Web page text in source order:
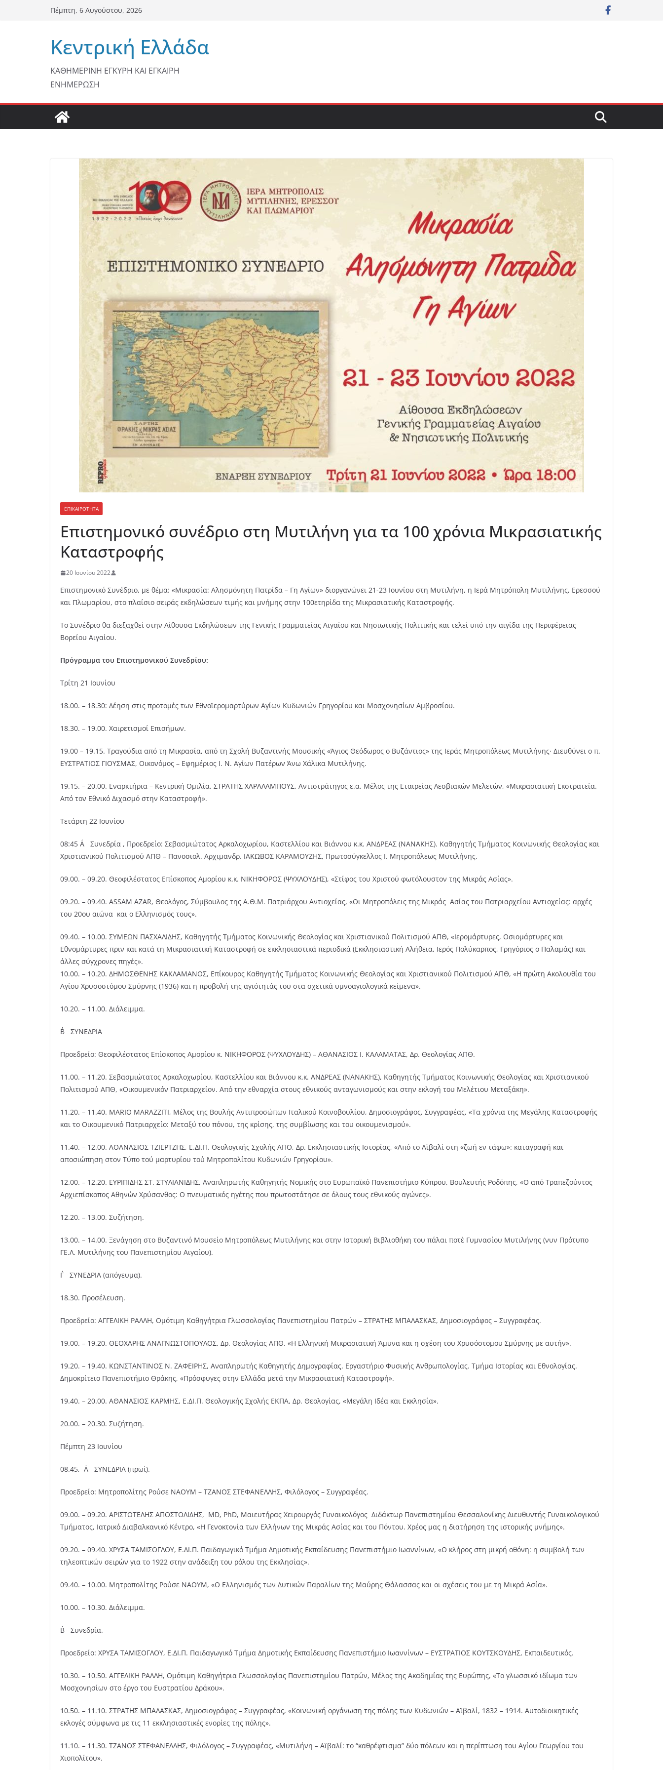
Πέμπτη, 6 Αυγούστου, 2026
Κεντρική Ελλάδα
ΚΑΘΗΜΕΡΙΝΗ ΕΓΚΥΡΗ ΚΑΙ ΕΓΚΑΙΡΗ
ΕΝΗΜΕΡΩΣΗ
ΕΠΙΚΑΙΡΟΤΗΤΑ
Επιστημονικό συνέδριο στη Μυτιλήνη για τα 100 χρόνια Μικρασιατικής
Καταστροφής
20 Ιουνίου 2022
Επιστημονικό Συνέδριο, με θέμα: «Μικρασία: Αλησμόνητη Πατρίδα – Γη Αγίων» διοργανώνει 21-23 Ιουνίου στη Μυτιλήνη, η Ιερά Μητρόπολη Μυτιλήνης, Ερεσσού
και Πλωμαρίου, στο πλαίσιο σειράς εκδηλώσεων τιμής και μνήμης στην 100ετηρίδα της Μικρασιατικής Καταστροφής.
Το Συνέδριο θα διεξαχθεί στην Αίθουσα Εκδηλώσεων της Γενικής Γραμματείας Αιγαίου και Νησιωτικής Πολιτικής και τελεί υπό την αιγίδα της Περιφέρειας
Βορείου Αιγαίου.
Πρόγραμμα του Επιστημονικού Συνεδρίου:
Τρίτη 21 Ιουνίου
18.00. – 18.30: Δέηση στις προτομές των Εθνοϊερομαρτύρων Αγίων Κυδωνιών Γρηγορίου και Μοσχονησίων Αμβροσίου.
18.30. – 19.00. Χαιρετισμοί Επισήμων.
19.00 – 19.15. Τραγούδια από τη Μικρασία, από τη Σχολή Βυζαντινής Μουσικής «Άγιος Θεόδωρος ο Βυζάντιος» της Ιεράς Μητροπόλεως Μυτιλήνης· Διευθύνει ο π.
ΕΥΣΤΡΑΤΙΟΣ ΓΙΟΥΣΜΑΣ, Οικονόμος – Εφημέριος Ι. Ν. Αγίων Πατέρων Άνω Χάλικα Μυτιλήνης.
19.15. – 20.00. Εναρκτήρια – Κεντρική Ομιλία. ΣΤΡΑΤΗΣ ΧΑΡΑΛΑΜΠΟΥΣ, Αντιστράτηγος ε.α. Μέλος της Εταιρείας Λεσβιακών Μελετών, «Μικρασιατική Εκστρατεία.
Από τον Εθνικό Διχασμό στην Καταστροφή».
Τετάρτη 22 Ιουνίου
08:45 Α΄ Συνεδρία , Προεδρείο: Σεβασμιώτατος Αρκαλοχωρίου, Καστελλίου και Βιάννου κ.κ. ΑΝΔΡΕΑΣ (ΝΑΝΑΚΗΣ). Καθηγητής Τμήματος Κοινωνικής Θεολογίας και
Χριστιανικού Πολιτισμού ΑΠΘ – Πανοσιολ. Αρχιμανδρ. ΙΑΚΩΒΟΣ ΚΑΡΑΜΟΥΖΗΣ, Πρωτοσύγκελλος Ι. Μητροπόλεως Μυτιλήνης.
09.00. – 09.20. Θεοφιλέστατος Επίσκοπος Αμορίου κ.κ. ΝΙΚΗΦΟΡΟΣ (ΨΥΧΛΟΥΔΗΣ), «Στίφος του Χριστού φωτόλουστον της Μικράς Ασίας».
09.20. – 09.40. ΑSSAM AZAR, Θεολόγος, Σύμβουλος της Α.Θ.Μ. Πατριάρχου Αντιοχείας, «Οι Μητροπόλεις της Μικράς Ασίας του Πατριαρχείου Αντιοχείας: αρχές
του 20ου αιώνα και ο Ελληνισμός τους».
09.40. – 10.00. ΣΥΜΕΩΝ ΠΑΣΧΑΛΙΔΗΣ, Καθηγητής Τμήματος Κοινωνικής Θεολογίας και Χριστιανικού Πολιτισμού ΑΠΘ, «Ιερομάρτυρες, Οσιομάρτυρες και
Εθνομάρτυρες πριν και κατά τη Μικρασιατική Καταστροφή σε εκκλησιαστικά περιοδικά (Εκκλησιαστική Αλήθεια, Ιερός Πολύκαρπος, Γρηγόριος ο Παλαμάς) και
άλλες σύγχρονες πηγές».
10.00. – 10.20. ΔΗΜΟΣΘΕΝΗΣ ΚΑΚΛΑΜΑΝΟΣ, Επίκουρος Καθηγητής Τμήματος Κοινωνικής Θεολογίας και Χριστιανικού Πολιτισμού ΑΠΘ, «Η πρώτη Ακολουθία του
Αγίου Χρυσοστόμου Σμύρνης (1936) και η προβολή της αγιότητάς του στα σχετικά υμνοαγιολογικά κείμενα».
10.20. – 11.00. Διάλειμμα.
Β΄ ΣΥΝΕΔΡΙΑ
Προεδρείο: Θεοφιλέστατος Επίσκοπος Αμορίου κ. ΝΙΚΗΦΟΡΟΣ (ΨΥΧΛΟΥΔΗΣ) – ΑΘΑΝΑΣΙΟΣ Ι. ΚΑΛΑΜΑΤΑΣ, Δρ. Θεολογίας ΑΠΘ.
11.00. – 11.20. Σεβασμιώτατος Αρκαλοχωρίου, Καστελλίου και Βιάννου κ.κ. ΑΝΔΡΕΑΣ (ΝΑΝΑΚΗΣ), Καθηγητής Τμήματος Κοινωνικής Θεολογίας και Χριστιανικού
Πολιτισμού ΑΠΘ, «Οικουμενικόν Πατριαρχείον. Από την εθναρχία στους εθνικούς ανταγωνισμούς και στην εκλογή του Μελέτιου Μεταξάκη».
11.20. – 11.40. MARIO MARAZZITI, Μέλος της Βουλής Αντιπροσώπων Ιταλικού Κοινοβουλίου, Δημοσιογράφος, Συγγραφέας, «Τα χρόνια της Μεγάλης Καταστροφής
και το Οικουμενικό Πατριαρχείο: Μεταξύ του πόνου, της κρίσης, της συμβίωσης και του οικουμενισμού».
11.40. – 12.00. ΑΘΑΝΑΣΙΟΣ ΤΖΙΕΡΤΖΗΣ, Ε.ΔΙ.Π. Θεολογικής Σχολής ΑΠΘ, Δρ. Εκκλησιαστικής Ιστορίας, «Από το Αϊβαλί στη «ζωή εν τάφω»: καταγραφή και
αποσιώπηση στον Τύπο τού μαρτυρίου τού Μητροπολίτου Κυδωνιών Γρηγορίου».
12.00. – 12.20. ΕΥΡΙΠΙΔΗΣ ΣΤ. ΣΤΥΛΙΑΝΙΔΗΣ, Αναπληρωτής Καθηγητής Νομικής στο Ευρωπαϊκό Πανεπιστήμιο Κύπρου, Βουλευτής Ροδόπης, «Ο από Τραπεζούντος
Αρχιεπίσκοπος Αθηνών Χρύσανθος: Ο πνευματικός ηγέτης που πρωτοστάτησε σε όλους τους εθνικούς αγώνες».
12.20. – 13.00. Συζήτηση.
13.00. – 14.00. Ξενάγηση στο Βυζαντινό Μουσείο Μητροπόλεως Μυτιλήνης και στην Ιστορική Βιβλιοθήκη του πάλαι ποτέ Γυμνασίου Μυτιλήνης (νυν Πρότυπο
ΓΕ.Λ. Μυτιλήνης του Πανεπιστημίου Αιγαίου).
Γ΄ ΣΥΝΕΔΡΙΑ (απόγευμα).
18.30. Προσέλευση.
Προεδρείο: AΓΓΕΛΙΚΗ ΡΑΛΛΗ, Ομότιμη Καθηγήτρια Γλωσσολογίας Πανεπιστημίου Πατρών – ΣΤΡΑΤΗΣ ΜΠΑΛΑΣΚΑΣ, Δημοσιογράφος – Συγγραφέας.
19.00. – 19.20. ΘΕΟΧΑΡΗΣ ΑΝΑΓΝΩΣΤΟΠΟΥΛΟΣ, Δρ. Θεολογίας ΑΠΘ. «Η Ελληνική Μικρασιατική Άμυνα και η σχέση του Χρυσόστομου Σμύρνης με αυτήν».
19.20. – 19.40. ΚΩΝΣΤΑΝΤΙΝΟΣ Ν. ΖΑΦΕΙΡΗΣ, Αναπληρωτής Καθηγητής Δημογραφίας. Εργαστήριο Φυσικής Ανθρωπολογίας. Τμήμα Ιστορίας και Εθνολογίας.
Δημοκρίτειο Πανεπιστήμιο Θράκης, «Πρόσφυγες στην Ελλάδα μετά την Μικρασιατική Καταστροφή».
19.40. – 20.00. ΑΘΑΝΑΣΙΟΣ ΚΑΡΜΗΣ, Ε.ΔΙ.Π. Θεολογικής Σχολής ΕΚΠΑ, Δρ. Θεολογίας, «Μεγάλη Ιδέα και Εκκλησία».
20.00. – 20.30. Συζήτηση.
Πέμπτη 23 Ιουνίου
08.45, Α΄ ΣΥΝΕΔΡΙΑ (πρωί).
Προεδρείο: Μητροπολίτης Ρούσε ΝΑΟΥΜ – ΤΖΑΝΟΣ ΣΤΕΦΑΝΕΛΛΗΣ, Φιλόλογος – Συγγραφέας.
09.00. – 09.20. ΑΡΙΣΤΟΤΕΛΗΣ ΑΠΟΣΤΟΛΙΔΗΣ, MD, PhD, Μαιευτήρας Χειρουργός Γυναικολόγος Διδάκτωρ Πανεπιστημίου Θεσσαλονίκης Διευθυντής Γυναικολογικού
Τμήματος, Ιατρικό Διαβαλκανικό Κέντρο, «Η Γενοκτονία των Ελλήνων της Μικράς Ασίας και του Πόντου. Χρέος μας η διατήρηση της ιστορικής μνήμης».
09.20. – 09.40. ΧΡΥΣΑ ΤΑΜΙΣΟΓΛΟΥ, Ε.ΔΙ.Π. Παιδαγωγικό Τμήμα Δημοτικής Εκπαίδευσης Πανεπιστήμιο Ιωαννίνων, «Ο κλήρος στη μικρή οθόνη: η συμβολή των
τηλεοπτικών σειρών για το 1922 στην ανάδειξη του ρόλου της Εκκλησίας».
09.40. – 10.00. Μητροπολίτης Ρούσε ΝΑΟΥΜ, «Ο Ελληνισμός των Δυτικών Παραλίων της Μαύρης Θάλασσας και οι σχέσεις του με τη Μικρά Ασία».
10.00. – 10.30. Διάλειμμα.
Β΄ Συνεδρία.
Προεδρείο: ΧΡΥΣΑ ΤΑΜΙΣΟΓΛΟΥ, Ε.ΔΙ.Π. Παιδαγωγικό Τμήμα Δημοτικής Εκπαίδευσης Πανεπιστήμιο Ιωαννίνων – ΕΥΣΤΡΑΤΙΟΣ ΚΟΥΤΣΚΟΥΔΗΣ, Εκπαιδευτικός.
10.30. – 10.50. AΓΓΕΛΙΚΗ ΡΑΛΛΗ, Ομότιμη Καθηγήτρια Γλωσσολογίας Πανεπιστημίου Πατρών, Μέλος της Ακαδημίας της Ευρώπης, «To γλωσσικό ιδίωμα των
Μοσχονησίων στο έργο του Ευστρατίου Δράκου».
10.50. – 11.10. ΣΤΡΑΤΗΣ ΜΠΑΛΑΣΚΑΣ, Δημοσιογράφος – Συγγραφέας, «Κοινωνική οργάνωση της πόλης των Κυδωνιών – Αϊβαλί, 1832 – 1914. Αυτοδιοικητικές
εκλογές σύμφωνα με τις 11 εκκλησιαστικές ενορίες της πόλης».
11.10. – 11.30. ΤΖΑΝΟΣ ΣΤΕΦΑΝΕΛΛΗΣ, Φιλόλογος – Συγγραφέας, «Μυτιλήνη – Αϊβαλί: το “καθρέφτισμα” δύο πόλεων και η περίπτωση του Αγίου Γεωργίου του
Χιοπολίτου».